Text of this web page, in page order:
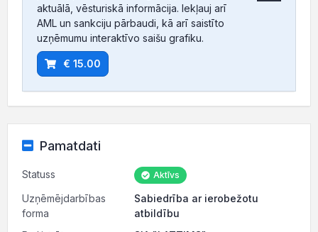
aktuālā, vēsturiskā informācija. Iekļauj arī
AML un sankciju pārbaudi, kā arī saistīto
uzņēmumu interaktīvo saišu grafiku.
€ 15.00
Pamatdati
Statuss Aktīvs
Uzņēmējdarbības
forma
Sabiedrība ar ierobežotu
atbildību